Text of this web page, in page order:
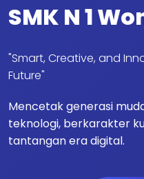
SMK N 1
"Smart, Creative, and
Future"
Mencetak generasi
teknologi, berkarakter
tantangan era digital.